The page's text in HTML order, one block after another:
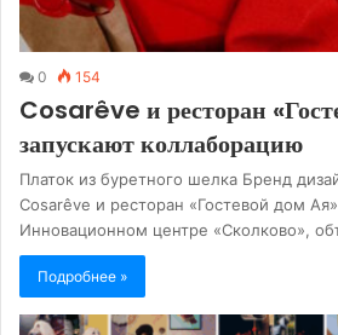
0 154
Cosarêve и ресторан
запускают коллаборацию
Платок из буретного шелка Бренд
Cosarêve и ресторан «Гостевой дом
Инновационном центре «Сколково»,
Подробнее »